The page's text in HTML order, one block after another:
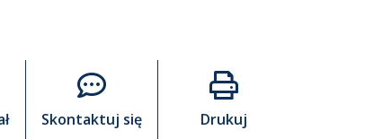
Skontaktuj się Drukuj